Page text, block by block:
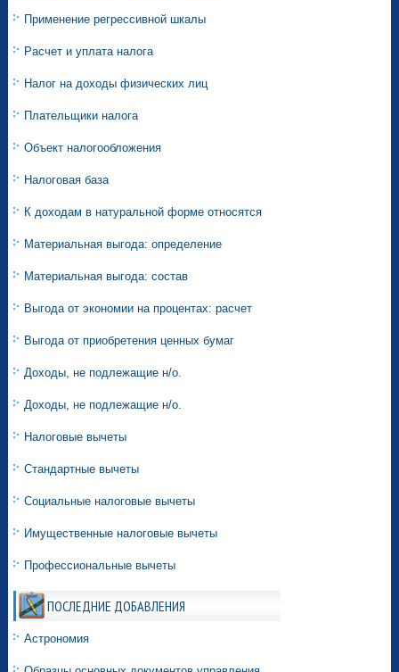
Применение регрессивной шкалы
Расчет и уплата налога
Налог на доходы физических лиц
Плательщики налога
Объект налогообложения
Налоговая база
К доходам в натуральной форме относятся
Материальная выгода: определение
Материальная выгода: состав
Выгода от экономии на процентах: расчет
Выгода от приобретения ценных бумаг
Доходы, не подлежащие н/о.
Доходы, не подлежащие н/о.
Налоговые вычеты
Стандартные вычеты
Социальные налоговые вычеты
Имущественные налоговые вычеты
Профессиональные вычеты
ПОСЛЕДНИЕ ДОБАВЛЕНИЯ
Астрономия